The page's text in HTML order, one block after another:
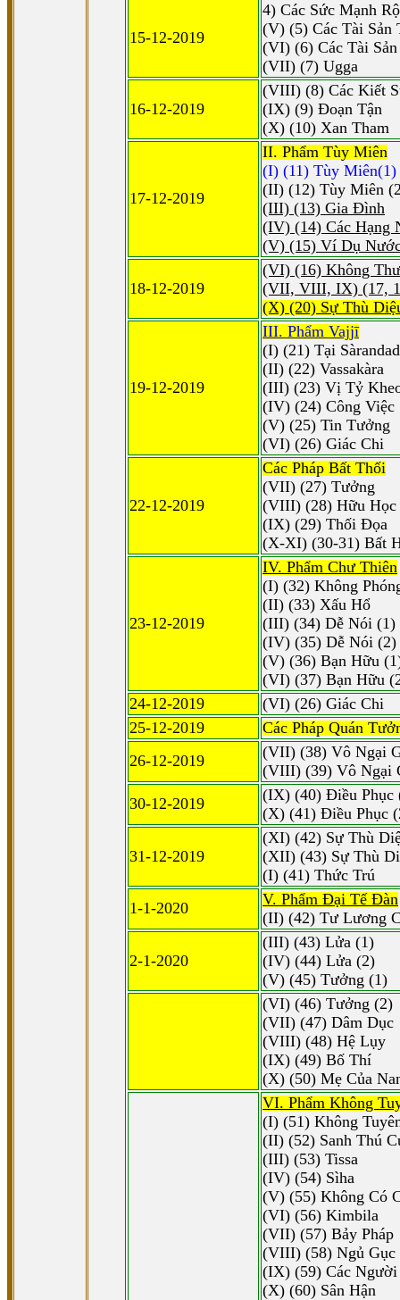
15-12-2019
4) Các Sức Mạnh
(V) (5) Các Tài Sản
(VI) (6) Các Tài
(VII) (7) Ugga
16-12-2019
(VIII) (8) Các Kiết
(IX) (9) Ðoạn Tận
(X) (10) Xan Tham
17-12-2019
II. Phẩm Tùy Miên
(I) (11) Tùy Miên(1)
(II) (12) Tùy Miên
(III) (13) Gia Ðình
(IV) (14) Các Hạng
(V) (15) Ví Dụ
18-12-2019
(VI) (16) Không
(VII, VIII, IX) (17,
(X) (20) Sự Thù
19-12-2019
III. Phẩm Vajjī
(I) (21) Tại
(II) (22) Vassakàra
(III) (23) Vị Tỷ
(IV) (24) Công Việc
(V) (25) Tin Tưởng
(VI) (26) Giác Chi
22-12-2019
Các Pháp Bất Thối
(VII) (27) Tưởng
(VIII) (28) Hữu Học
(IX) (29) Thối Ðọa
(X-XI) (30-31) Bất
23-12-2019
IV. Phẩm Chư Thiên
(I) (32) Không
(II) (33) Xấu Hổ
(III) (34) Dễ Nói (1)
(IV) (35) Dễ Nói (2)
(V) (36) Bạn Hữu
(VI) (37) Bạn Hữu
24-12-2019
(VI) (26) Giác Chi
25-12-2019
Các Pháp Quán
26-12-2019
(VII) (38) Vô Ngại
(VIII) (39) Vô Ngại
30-12-2019
(IX) (40) Ðiều Phục
(X) (41) Ðiều Phục
31-12-2019
(XI) (42) Sự Thù
(XII) (43) Sự Thù
(I) (41) Thức Trú
1-1-2020
V. Phẩm Ðại Tế Ðàn
(II) (42) Tư Lương
2-1-2020
(III) (43) Lửa (1)
(IV) (44) Lửa (2)
(V) (45) Tưởng (1)
(VI) (46) Tưởng (2)
(VII) (47) Dâm Dục
(VIII) (48) Hệ Lụy
(IX) (49) Bố Thí
(X) (50) Mẹ Của
VI. Phẩm Không
(I) (51) Không
(II) (52) Sanh Thú
(III) (53) Tissa
(IV) (54) Sìha
(V) (55) Không Có
(VI) (56) Kimbila
(VII) (57) Bảy Pháp
(VIII) (58) Ngủ Gục
(IX) (59) Các
(X) (60) Sân Hận